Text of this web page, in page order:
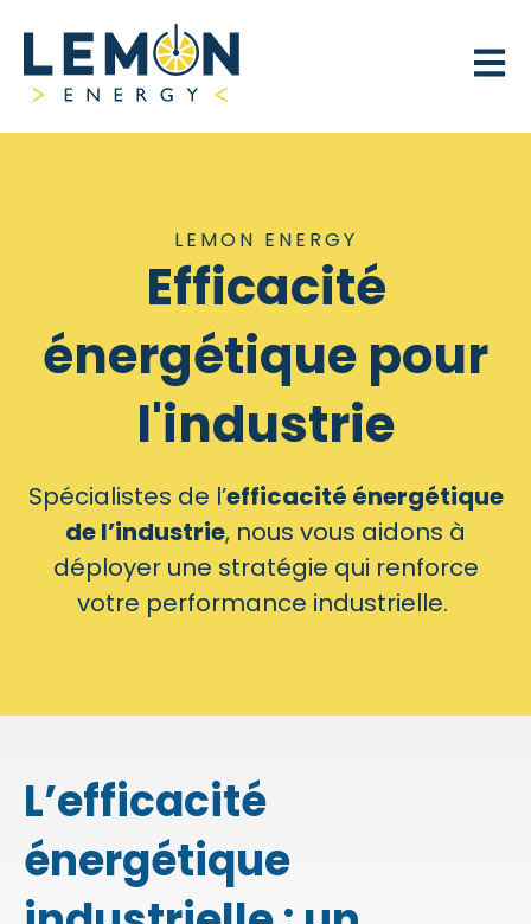
Open
LEMON ENERGY
Efficacité
énergétique pour
l'industrie
Spécialistes de l’efficacité énergétique
de l’industrie, nous vous aidons à
déployer une stratégie qui renforce
votre performance industrielle.
L’efficacité
énergétique